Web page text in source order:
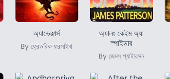
অ্যাভেঞ্জার্স
By ফ্রেডরিক ফরসাইথ
অ্যালং কেইম অ্যা
স্পাইডার
By জেমস প্যাটারসন